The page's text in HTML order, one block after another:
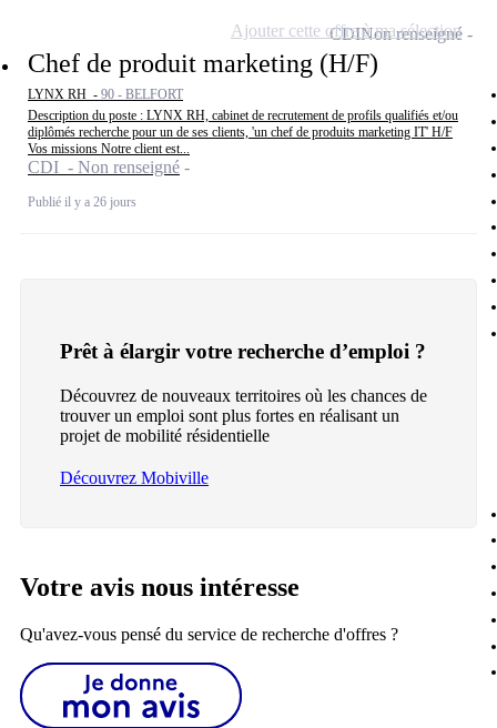
Chef de produit marketing (H/F)
LYNX RH - 90 - BELFORT
Description du poste : LYNX RH, cabinet de recrutement de profils qualifiés et/ou
diplômés recherche pour un de ses clients, 'un chef de produits marketing IT' H/F
Vos missions Notre client est...
CDI - Non renseigné
Publié il y a 26 jours
CDINon renseigné
Ajouter cette offre à ma sélection
Prêt à élargir votre recherche d’emploi ?
Découvrez de nouveaux territoires où les chances de
trouver un emploi sont plus fortes en réalisant un
projet de mobilité résidentielle
Découvrez Mobiville
Votre avis nous intéresse
Qu'avez-vous pensé du service de recherche d'offres ?